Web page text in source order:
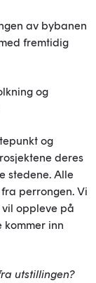
av bybanen
fremtidig
og
og
deres
stedene. Alle
perrongen. Vi
oppleve på
inn
utstillingen?